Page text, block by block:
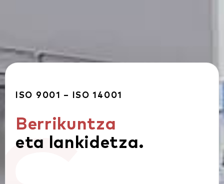
ISO 9001 – ISO 14001
Berrikuntza
eta lankidetza.